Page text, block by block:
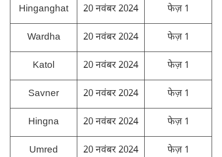
Hinganghat 20 नवंबर 2024 फेज़ 1
Wardha 20 नवंबर 2024 फेज़ 1
Katol 20 नवंबर 2024 फेज़ 1
Savner 20 नवंबर 2024 फेज़ 1
Hingna 20 नवंबर 2024 फेज़ 1
Umred 20 नवंबर 2024 फेज़ 1